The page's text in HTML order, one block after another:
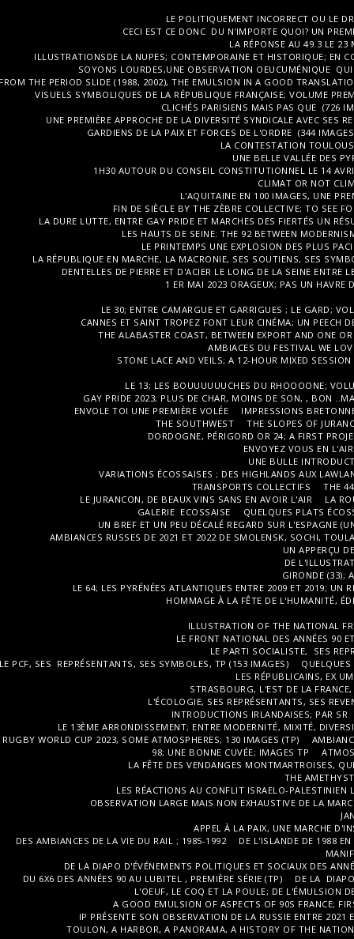
LE POLITIQUEMENT INCORRECT OU LE
CECI EST CE DONC DU N'IMPORTE QUOI? UN
LA RÉPONSE AU 49.3 LE 23
ILLUSTRATIONSDE LA NUPES; CONTEMPORAINE ET HISTORIQUE; EN
SOYONS LOURDES,UNE OBSERVATION OEUCUMÉNIQUE
THE PERIOD SLIDE (1988, 2002), THE EMULSION IN A GOOD
VISUELS SYMBOLIQUES DE LA RÉPUBLIQUE FRANÇAISE; VOLUME
CLICHÉS PARISIENS MAIS PAS QUE (726
UNE PREMIÈRE APPROCHE DE LA DIVERSITÉ SYNDICALE AVEC SES
GARDIENS DE LA PAIX ET FORCES DE L'ORDRE (344
LA CONTESTATION
UNE BELLE VALLÉE DES
1H30 AUTOUR DU CONSEIL CONSTITUTIONNEL LE 14
CLIMAT OR NOT
L'AQUITAINE EN 100 IMAGES, UNE
FIN DE SIÈCLE BY THE ZÈBRE COLLECTIVE; TO SEE
LA DURE LUTTE, ENTRE GAY PRIDE ET MARCHES DES FIERTÉS UN
LES HAUTS DE SEINE: THE 92 BETWEEN
LE PRINTEMPS UNE EXPLOSION DES PLUS
LA RÉPUBLIQUE EN MARCHE, LA MACRONIE, SES SOUTIENS, SES
DENTELLES DE PIERRE ET D'ACIER LE LONG DE LA SEINE
1 ER MAI 2023 ORAGEUX; PAS UN HAVRE
LE 30; ENTRE CAMARGUE ET GARRIGUES ; LE GARD;
CANNES ET SAINT TROPEZ FONT LEUR CINÉMA; UN PEECH
THE ALABASTER COAST, BETWEEN EXPORT AND ONE
AMBIACES DU FESTIVAL WE
STONE LACE AND VEILS; A 12-HOUR MIXED
LE 13; LES BOUUUUUUCHES DU RHOOOONE;
GAY PRIDE 2023; PLUS DE CHAR, MOINS DE SON, , BON
ENVOLE TOI UNE PREMIÈRE VOLÉE
IMPRESSIONS
THE SOUTHWEST
THE SLOPES OF
DORDOGNE, PÉRIGORD OR 24; A FIRST
ENVOYEZ VOUS EN
UNE BULLE
VARIATIONS ÉCOSSAISES ; DES HIGHLANDS AUX
TRANSPORTS COLLECTIFS
THE
LE JURANCON, DE BEAUX VINS SANS EN AVOIR L'AIR
LA
GALERIE ECOSSAISE
QUELQUES PLATS
UN BREF ET UN PEU DÉCALÉ REGARD SUR L'ESPAGNE
AMBIANCES RUSSES DE 2021 ET 2022 DE SMOLENSK, SOCHI,
UN APPERÇU
DE
GIRONDE (33);
LE 64; LES PYRÉNÉES ATLANTIQUES ENTRE 2009 ET 2019; UN
HOMMAGE À LA FÊTE DE L'HUMANITÉ,
ILLUSTRATION OF THE NATIONAL
LE FRONT NATIONAL DES ANNÉES 90
LE PARTI SOCIALISTE, SES
PCF, SES REPRÉSENTANTS, SES SYMBOLES, TP (153 IMAGES)
LES RÉPUBLICAINS, EX
STRASBOURG, L'EST DE LA
L'ÉCOLOGIE, SES REPRÉSENTANTS, SES
INTRODUCTIONS IRLANDAISES; PAR SR
LE 13ÈME ARRONDISSEMENT; ENTRE MODERNITÉ, MIXITÉ,
RUGBY WORLD CUP 2023, SOME ATMOSPHERES; 130 IMAGES (TP)
98; UNE BONNE CUVÉE; IMAGES TP
LA FÊTE DES VENDANGES MONTMARTROISES,
THE
LES RÉACTIONS AU CONFLIT ISRAELO-
OBSERVATION LARGE MAIS NON EXHAUSTIVE DE LA
APPEL À LA PAIX, UNE MARCHE
DES AMBIANCES DE LA VIE DU RAIL ; 1985-1992
DE L'ISLANDE DE 1988
DE LA DIAPO D'ÉVÉNEMENTS POLITIQUES ET SOCIAUX DES
DU 6X6 DES ANNÉES 90 AU LUBITEL , PREMIÈRE SÉRIE (TP)
DE LA
L'OEUF, LE COQ ET LA POULE; DE L'ÉMULSION
A GOOD EMULSION OF ASPECTS OF 90S FRANCE;
IP PRÉSENTE SON OBSERVATION DE LA RUSSIE ENTRE 2021
TOULON, A HARBOR, A PANORAMA, A HISTORY OF THE